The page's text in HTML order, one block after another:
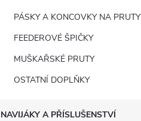
PÁSKY A KONCOVKY NA PRUTY
FEEDEROVÉ ŠPIČKY
MUŠKAŘSKÉ PRUTY
OSTATNÍ DOPLŇKY
NAVIJÁKY A PŘÍSLUŠENSTVÍ